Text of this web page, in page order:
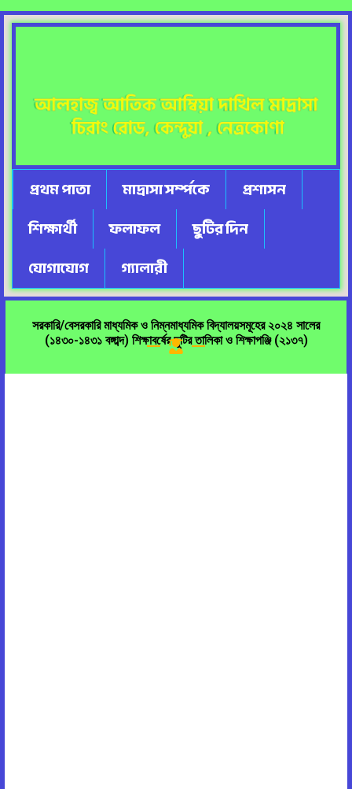
প্রথম পাতা মাদ্রাসা সর্ম্পকে
প্রশাসন
শিক্ষার্থী
ফলাফল
ছুটির দিন
যোগাযোগ
গ্যালারী
সরকারি/বেসরকারি মাধ্যমিক ও নিম্নমাধ্যমিক বিদ্যালয়সমূহের ২০২৪ সালের
(১৪৩০-১৪৩১ বঙ্গাব্দ) শিক্ষাবর্ষের ছুটির তালিকা ও শিক্ষাপঞ্জি (২১৩৭)